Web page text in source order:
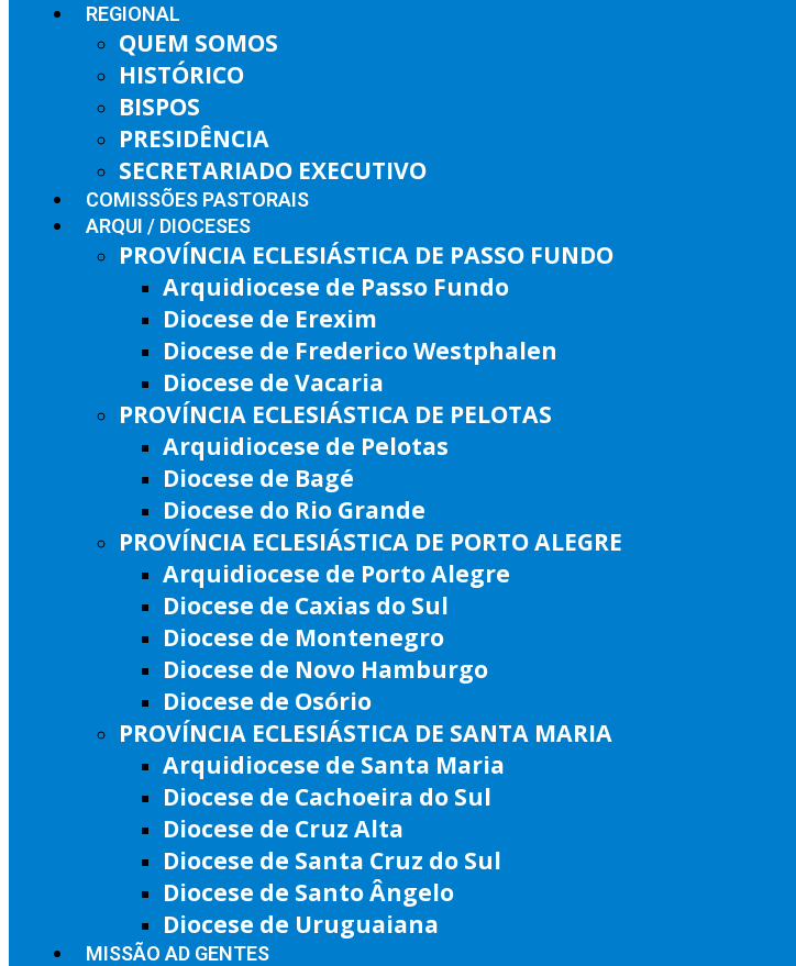
REGIONAL
QUEM SOMOS
HISTÓRICO
BISPOS
PRESIDÊNCIA
SECRETARIADO EXECUTIVO
COMISSÕES PASTORAIS
ARQUI / DIOCESES
PROVÍNCIA ECLESIÁSTICA DE PASSO FUNDO
Arquidiocese de Passo Fundo
Diocese de Erexim
Diocese de Frederico Westphalen
Diocese de Vacaria
PROVÍNCIA ECLESIÁSTICA DE PELOTAS
Arquidiocese de Pelotas
Diocese de Bagé
Diocese do Rio Grande
PROVÍNCIA ECLESIÁSTICA DE PORTO ALEGRE
Arquidiocese de Porto Alegre
Diocese de Caxias do Sul
Diocese de Montenegro
Diocese de Novo Hamburgo
Diocese de Osório
PROVÍNCIA ECLESIÁSTICA DE SANTA MARIA
Arquidiocese de Santa Maria
Diocese de Cachoeira do Sul
Diocese de Cruz Alta
Diocese de Santa Cruz do Sul
Diocese de Santo Ângelo
Diocese de Uruguaiana
MISSÃO AD GENTES